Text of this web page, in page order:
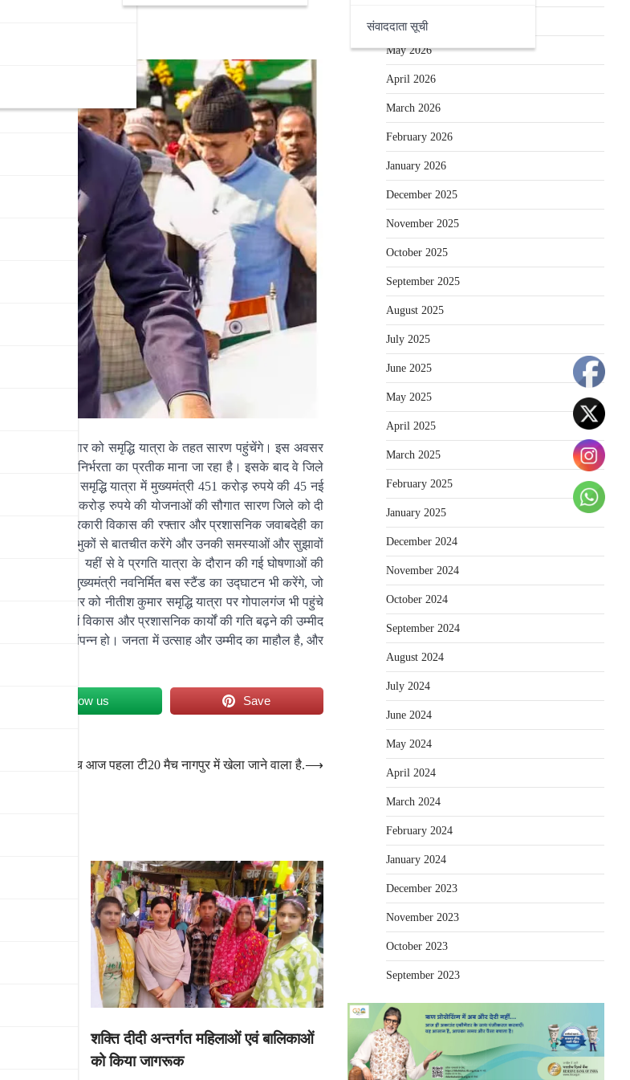
संवाददाता सूची
कुमार बुधवार को समृद्धि यात्रा के तहत सारण पहुंचेंगे। इस अवसर
और आत्मनिर्भरता का प्रतीक माना जा रहा है। इसके बाद वे जिले
करेंगे। इस समृद्धि यात्रा में मुख्यमंत्री 451 करोड़ रुपये की 45 नई
यह 538 करोड़ रुपये की योजनाओं की सौगात सारण जिले को दी
जिले में सरकारी विकास की रफ्तार और प्रशासनिक जवाबदेही का
योजनाओं के लाभुकों से बातचीत करेंगे और उनकी समस्याओं और सुझावों
जाएगा। यहीं से वे प्रगति यात्रा के दौरान की गई घोषणाओं की
समापन पर मुख्यमंत्री नवनिर्मित बस स्टैंड का उद्घाटन भी करेंगे, जो
है कि मंगलवार को नीतीश कुमार समृद्धि यात्रा पर गोपालगंज भी पहुंचे
से जिले में विकास और प्रशासनिक कार्यों की गति बढ़ने की उम्मीद
तरीके से संपन्न हो। जनता में उत्साह और उम्मीद का माहौल है, और
Follow us Save
न्यूजीलैंड के बीच आज पहला टी20 मैच नागपुर में खेला जाने वाला है.⟶
करेगी
को सुदृढ़ करने
शक्ति दीदी अन्तर्गत महिलाओं एवं बालिकाओं
को किया जागरूक
June 2026
May 2026
April 2026
March 2026
February 2026
January 2026
December 2025
November 2025
October 2025
September 2025
August 2025
July 2025
June 2025
May 2025
April 2025
March 2025
February 2025
January 2025
December 2024
November 2024
October 2024
September 2024
August 2024
July 2024
June 2024
May 2024
April 2024
March 2024
February 2024
January 2024
December 2023
November 2023
October 2023
September 2023